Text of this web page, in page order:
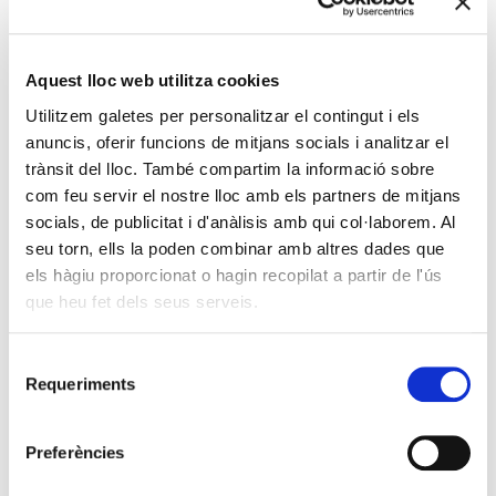
Aquest lloc web utilitza cookies
Utilitzem galetes per personalitzar el contingut i els
anuncis, oferir funcions de mitjans socials i analitzar el
trànsit del lloc. També compartim la informació sobre
com feu servir el nostre lloc amb els partners de mitjans
socials, de publicitat i d'anàlisis amb qui col·laborem. Al
seu torn, ells la poden combinar amb altres dades que
els hàgiu proporcionat o hagin recopilat a partir de l'ús
que heu fet dels seus serveis.
Requeriments
Preferències
Sabalete i David Sánchez Villena, i el d’Àlex Campillo Parra són
Històrica al Batxillerat 2026 ha destacat el treball «Exili i mort
dels germans Cañellas: Memòries entre llambordes. La
deportació republicana sabadellenca als camps […]
Seguir llegint →